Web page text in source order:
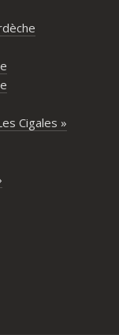
un
leur
long de
bien
avec de
pour
Cigales »